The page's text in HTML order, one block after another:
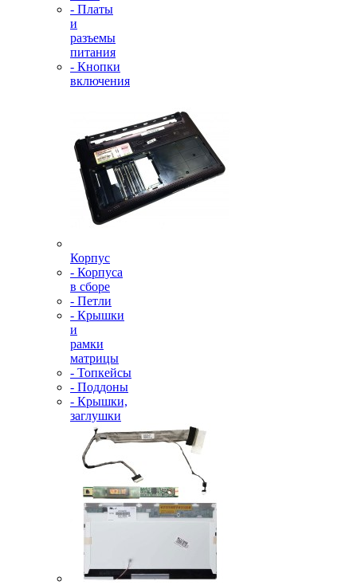
- Платы
и
разъемы
питания
- Кнопки
включения
Корпус
- Корпуса
в сборе
- Петли
- Крышки
и
рамки
матрицы
- Топкейсы
- Поддоны
- Крышки,
заглушки